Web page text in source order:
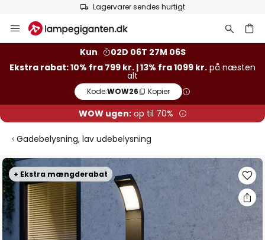
Lagervarer sendes hurtigt
to
Kun
02D 06T 27M 05S
Ekstra rabat: 10% fra 799 kr. | 13% fra 1099 kr. på næsten
alt
Kode:WOW26 Kopier
WOW ugen:op til 70%
Gadebelysning, lav udebelysning
+ Ekstra mængderabat
Gå
til
slutningen
af
billedgalleriet